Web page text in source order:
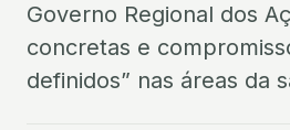
Governo Regional dos
concretas e
definidos” nas áreas da